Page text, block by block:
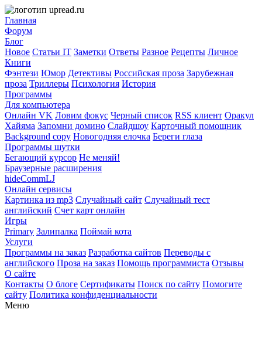
Главная
Форум
Блог
Новое Статьи IT Заметки Ответы Разное Рецепты Личное
Книги
Фэнтези Юмор Детективы Российская проза Зарубежная
проза Триллеры Психология История
Программы
Для компьютера
Онлайн VK Ловим фокус Черный список RSS клиент Оракул
Хайяма Запомни домино Слайдшоу Карточный помощник
Background copy Новогодняя елочка Береги глаза
Программы шутки
Бегающий курсор Не меняй!
Браузерные расширения
hideCommLJ
Онлайн сервисы
Картинка из mp3 Случайный сайт Случайный тест
английский Счет карт онлайн
Игры
Primary Залипалка Поймай кота
Услуги
Программы на заказ Разработка сайтов Переводы с
английского Проза на заказ Помощь программиста Отзывы
О сайте
Контакты О блоге Сертификаты Поиск по сайту Помогите
сайту Политика конфиденциальности
Меню